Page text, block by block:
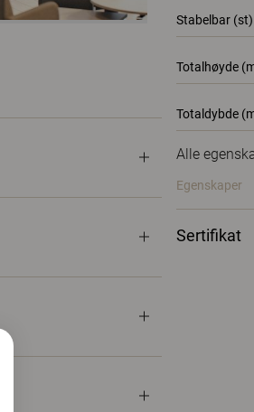
Stabelbar (st)
Totalhøyde
Totaldybde
Alle
Egenskaper
Sertifikat